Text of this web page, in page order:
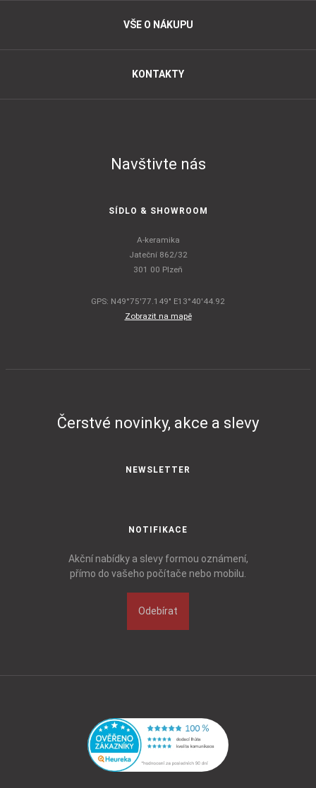
VŠE O NÁKUPU
KONTAKTY
Navštivte nás
SÍDLO & SHOWROOM
A-keramika
Jateční 862/32
301 00 Plzeň
GPS: N49°75'77.149" E13°40'44.92
Zobrazit na mapě
Čerstvé novinky, akce a slevy
NEWSLETTER
NOTIFIKACE
Akční nabídky a slevy formou oznámení,
přímo do vašeho počítače nebo mobilu.
Odebírat